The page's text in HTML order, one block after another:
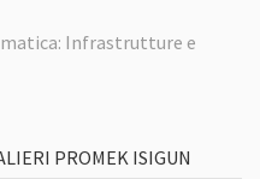
Infrastrutture e
PROMEK ISIGUN